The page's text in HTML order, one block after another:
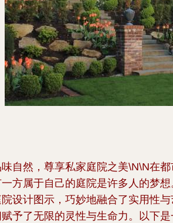
自然，尊享私家庭院之美\N\N在
方属于自己的庭院是许多人的梦
设计图示，巧妙地融合了实用性
予了无限的灵性与生命力。以下